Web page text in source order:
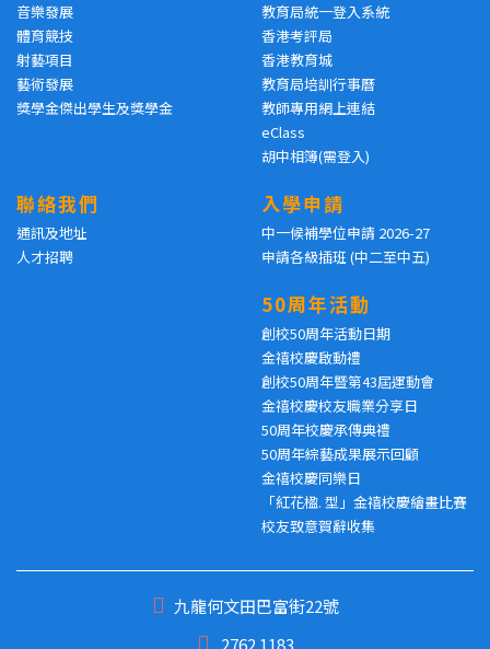
音樂發展
體育競技
射藝項目
藝術發展
獎學金傑出學生及獎學金
教育局統一登入系統
香港考評局
香港教育城
教育局培訓行事曆
教師專用網上連結
eClass
胡中相簿(需登入)
聯絡我們
通訊及地址
人才招聘
入學申請
中一候補學位申請 2026-27
申請各級插班 (中二至中五)
50周年活動
創校50周年活動日期
金禧校慶啟動禮
創校50周年暨第43屆運動會
金禧校慶校友職業分享日
50周年校慶承傳典禮
50周年綜藝成果展示回顧
金禧校慶同樂日
「紅花楹. 型」金禧校慶繪畫比賽
校友致意賀辭收集
九龍何文田巴富街22號
2762 1183